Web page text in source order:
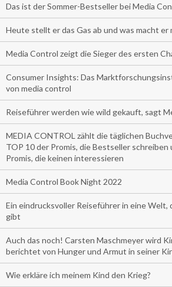
Das ist der Sommer-Bestseller bei Media
Heute stellt er das Gas ab und was macht er
Media Control zeigt die Sieger des ersten
Consumer Insights: Das
von media control
Reiseführer werden wie wild gekauft, sagt
MEDIA CONTROL zählt die täglichen
TOP 10 der Promis, die Bestseller schreiben
Promis, die keinen interessieren
Media Control Book Night 2022
Ein eindrucksvoller Reiseführer in eine Welt,
gibt
Auch das noch! Carsten Maschmeyer wird
berichtet von Hunger und Armut in seiner
Wie erkläre ich meinem Kind den Krieg?